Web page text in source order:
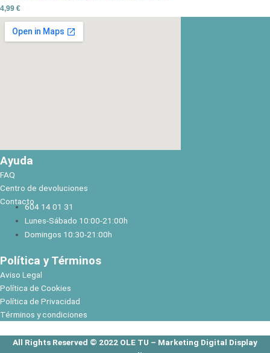
4,99 €
Ayuda
FAQ
Centro de devoluciones
Contacto
604 14 01 31
Lunes-Sábado 10:00-21:00h
Domingos 10:30-21:00h
Política y Términos
Aviso Legal
Política de Cookies
Política de Privacidad
Términos y condiciones
All Rights Reserved © 2022 OLE TU – Marketing Digital Display